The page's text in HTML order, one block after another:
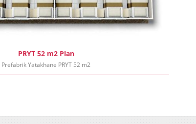
PRYT 52 m2 Plan
Prefabrik Yatakhane PRYT 52 m2